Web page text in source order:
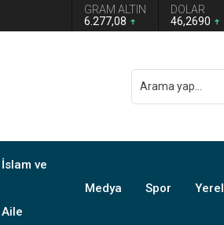
GRAM ALTIN
6.277,08
DOLAR
46,2690
İslam ve
Aile
Medya Spor Yerel